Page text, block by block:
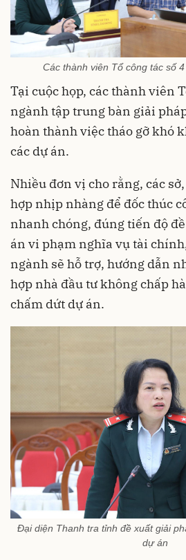
Các thành viên Tổ công tác số
Tại cuộc họp, các thành viên
ngành tập trung bàn giải
hoàn thành việc tháo gỡ khó
các dự án.
Nhiều đơn vị cho rằng, các
hợp nhịp nhàng để đốc thúc
nhanh chóng, đúng tiến độ
án vi phạm nghĩa vụ tài
ngành sẽ hỗ trợ, hướng dẫn
hợp nhà đầu tư không chấp
chấm dứt dự án.
Đại diện Thanh tra tỉnh đề xuất giải
dự án